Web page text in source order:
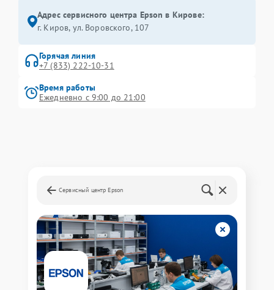
Адрес сервисного центра Epson в Кирове:
г. Киров, ул. Воровского, 107
Горячая линия
+7 (833) 222-10-31
Время работы
Ежедневно с 9:00 до 21:00
Сервисный центр Epson